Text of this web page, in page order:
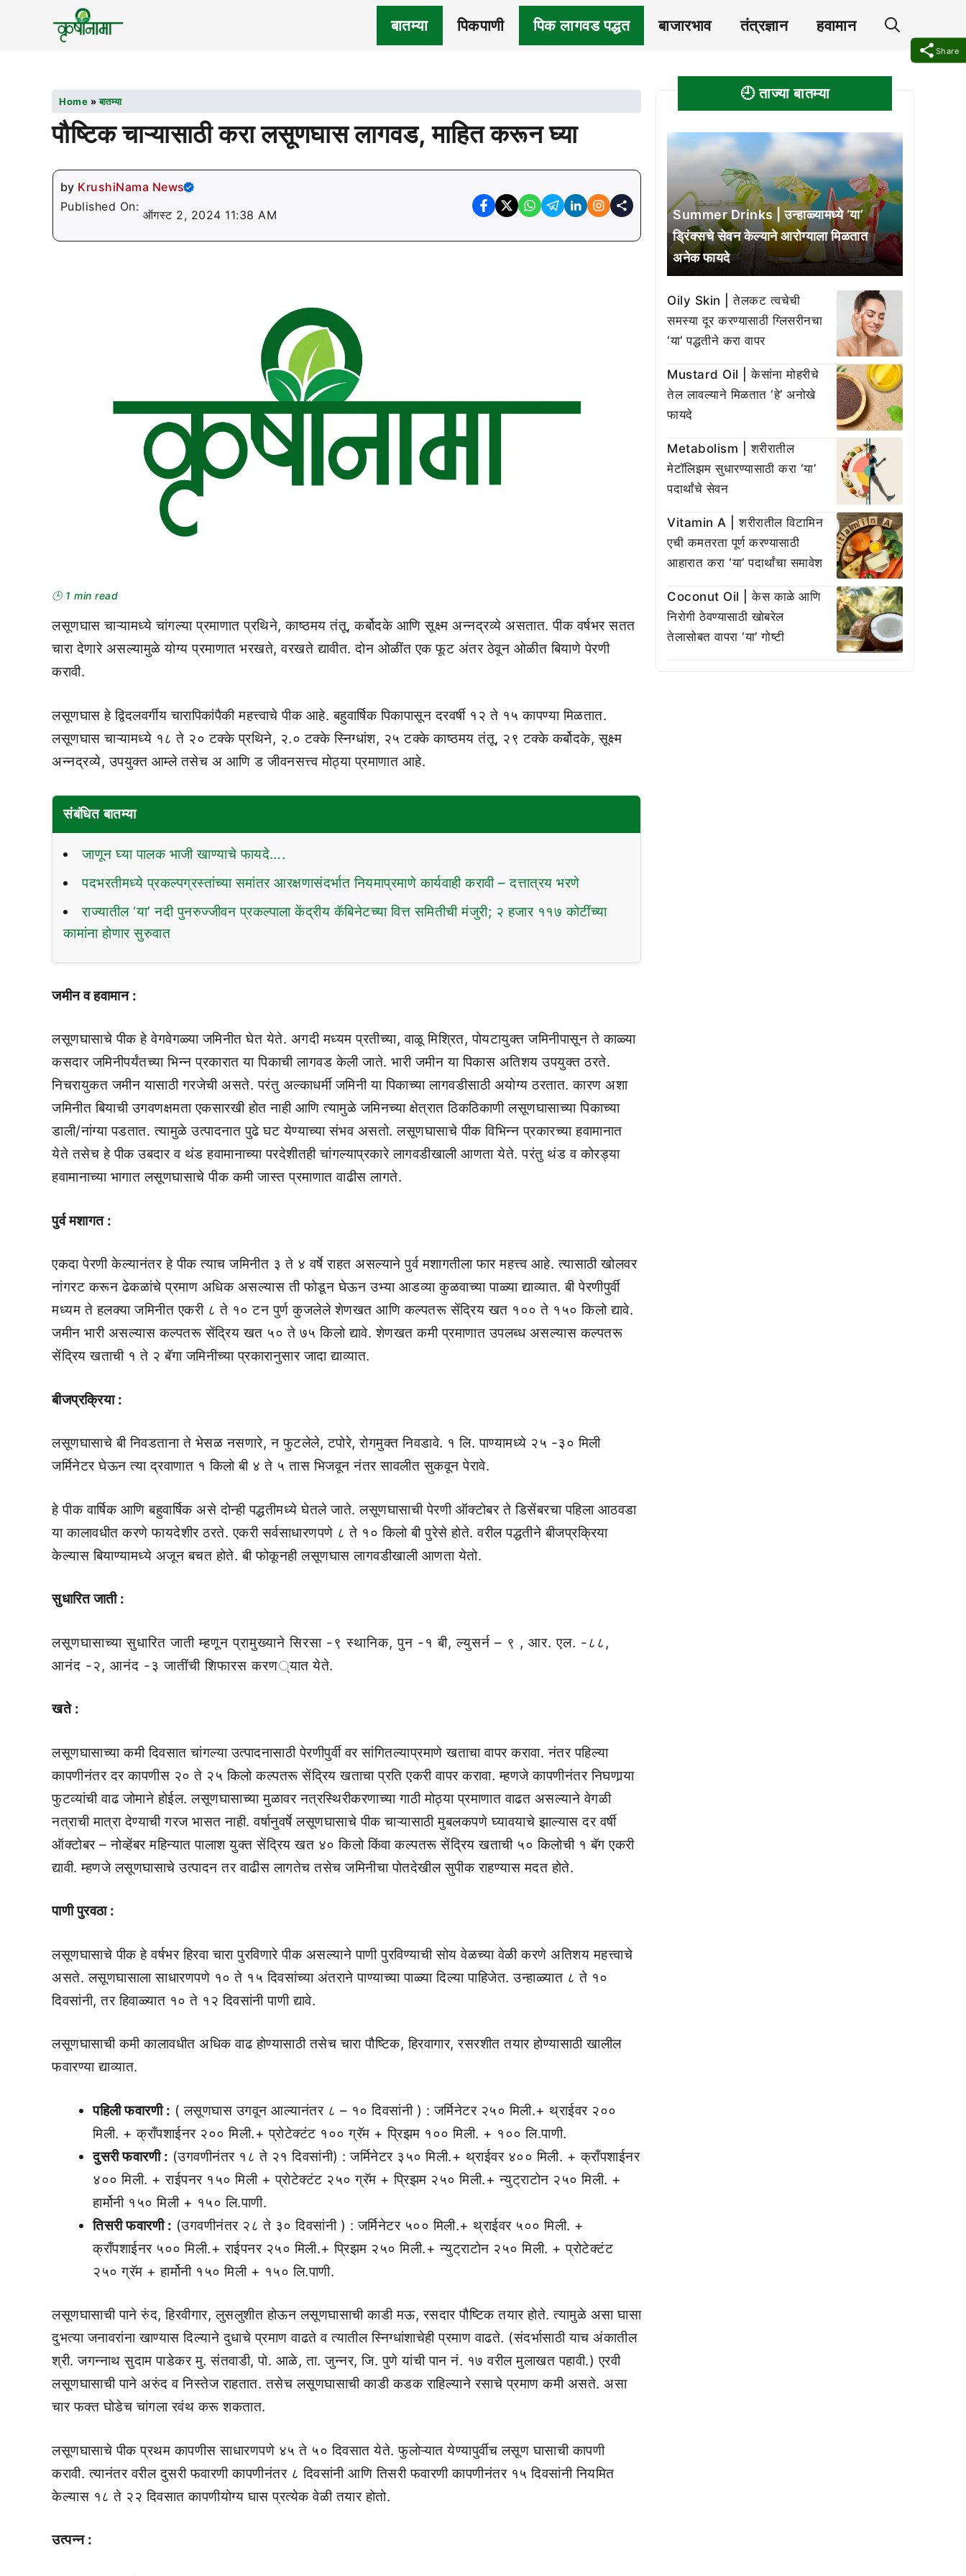
बातम्या पिकपाणी पिक लागवड पद्धत बाजारभाव तंत्रज्ञान हवामान
Share
Home »बातम्या
पौष्टिक चाऱ्यासाठी करा लसूणघास लागवड, माहित करून घ्या
by KrushiNama News
Published On:
ऑगस्ट 2, 2024 11:38 AM
🕒 1 min read
लसूणघास चाऱ्यामध्ये चांगल्या प्रमाणात प्रथिने, काष्ठमय तंतू, कर्बोदके आणि सूक्ष्म अन्नद्रव्ये असतात. पीक वर्षभर सतत
चारा देणारे असल्यामुळे योग्य प्रमाणात भरखते, वरखते द्यावीत. दोन ओळींत एक फूट अंतर ठेवून ओळीत बियाणे पेरणी
करावी.
लसूणघास हे द्विदलवर्गीय चारापिकांपैकी महत्त्वाचे पीक आहे. बहुवार्षिक पिकापासून दरवर्षी १२ ते १५ कापण्या मिळतात.
लसूणघास चाऱ्यामध्ये १८ ते २० टक्के प्रथिने, २.० टक्के स्निग्धांश, २५ टक्के काष्ठमय तंतू, २९ टक्के कर्बोदके, सूक्ष्म
अन्नद्रव्ये, उपयुक्त आम्ले तसेच अ आणि ड जीवनसत्त्व मोठ्या प्रमाणात आहे.
संबंधित बातम्या
जाणून घ्या पालक भाजी खाण्याचे फायदे….
पदभरतीमध्ये प्रकल्पग्रस्तांच्या समांतर आरक्षणासंदर्भात नियमाप्रमाणे कार्यवाही करावी – दत्तात्रय भरणे
राज्यातील ‘या’ नदी पुनरुज्जीवन प्रकल्पाला केंद्रीय कॅबिनेटच्या वित्त समितीची मंजुरी; २ हजार ११७ कोटींच्या
कामांना होणार सुरुवात
जमीन व हवामान :
लसूणघासाचे पीक हे वेगवेगळ्या जमिनीत घेत येते. अगदी मध्यम प्रतीच्या, वाळू मिश्रित, पोयटायुक्त जमिनीपासून ते काळ्या
कसदार जमिनीपर्यंतच्या भिन्न प्रकारात या पिकाची लागवड केली जाते. भारी जमीन या पिकास अतिशय उपयुक्त ठरते.
निचरायुकत जमीन यासाठी गरजेची असते. परंतु अल्काधर्मी जमिनी या पिकाच्या लागवडीसाठी अयोग्य ठरतात. कारण अशा
जमिनीत बियाची उगवणक्षमता एकसारखी होत नाही आणि त्यामुळे जमिनच्या क्षेत्रात ठिकठिकाणी लसूणघासाच्या पिकाच्या
डाली/नांग्या पडतात. त्यामुळे उत्पादनात पुढे घट येण्याच्या संभव असतो. लसूणघासाचे पीक विभिन्न प्रकारच्या हवामानात
येते तसेच हे पीक उबदार व थंड हवामानाच्या परदेशीतही चांगल्याप्रकारे लागवडीखाली आणता येते. परंतु थंड व कोरड्या
हवामानाच्या भागात लसूणघासाचे पीक कमी जास्त प्रमाणात वाढीस लागते.
पुर्व मशागत :
एकदा पेरणी केल्यानंतर हे पीक त्याच जमिनीत ३ ते ४ वर्षे राहत असल्याने पुर्व मशागतीला फार महत्त्व आहे. त्यासाठी खोलवर
नांगरट करून ढेकळांचे प्रमाण अधिक असल्यास ती फोडून घेऊन उभ्या आडव्या कुळवाच्या पाळ्या द्याव्यात. बी पेरणीपुर्वी
मध्यम ते हलक्या जमिनीत एकरी ८ ते १० टन पुर्ण कुजलेले शेणखत आणि कल्पतरू सेंद्रिय खत १०० ते १५० किलो द्यावे.
जमीन भारी असल्यास कल्पतरू सेंद्रिय खत ५० ते ७५ किलो द्यावे. शेणखत कमी प्रमाणात उपलब्ध असल्यास कल्पतरू
सेंद्रिय खताची १ ते २ बॅगा जमिनीच्या प्रकारानुसार जादा द्याव्यात.
बीजप्रक्रिया :
लसूणघासाचे बी निवडताना ते भेसळ नसणारे, न फुटलेले, टपोरे, रोगमुक्त निवडावे. १ लि. पाण्यामध्ये २५ -३० मिली
जर्मिनेटर घेऊन त्या द्रवाणात १ किलो बी ४ ते ५ तास भिजवून नंतर सावलीत सुकवून पेरावे.
हे पीक वार्षिक आणि बहुवार्षिक असे दोन्ही पद्धतीमध्ये घेतले जाते. लसूणघासाची पेरणी ऑक्टोबर ते डिसेंबरचा पहिला आठवडा
या कालावधीत करणे फायदेशीर ठरते. एकरी सर्वसाधारणपणे ८ ते १० किलो बी पुरेसे होते. वरील पद्धतीने बीजप्रक्रिया
केल्यास बियाण्यामध्ये अजून बचत होते. बी फोकूनही लसूणघास लागवडीखाली आणता येतो.
सुधारित जाती :
लसूणघासाच्या सुधारित जाती म्हणून प्रामुख्याने सिरसा -९ स्थानिक, पुन -१ बी, ल्युसर्न – ९ , आर. एल. -८८,
आनंद -२, आनंद -३ जातींची शिफारस करण्यात येते.
खते :
लसूणघासाच्या कमी दिवसात चांगल्या उत्पादनासाठी पेरणीपुर्वी वर सांगितल्याप्रमाणे खताचा वापर करावा. नंतर पहिल्या
कापणीनंतर दर कापणीस २० ते २५ किलो कल्पतरू सेंद्रिय खताचा प्रति एकरी वापर करावा. म्हणजे कापणीनंतर निघणार्‍या
फुटव्यांची वाढ जोमाने होईल. लसूणघासाच्या मुळावर नत्रस्थिरीकरणाच्या गाठी मोठ्या प्रमाणात वाढत असल्याने वेगळी
नत्राची मात्रा देण्याची गरज भासत नाही. वर्षानुवर्षे लसूणघासाचे पीक चाऱ्यासाठी मुबलकपणे घ्यावयाचे झाल्यास दर वर्षी
ऑक्टोबर – नोव्हेंबर महिन्यात पालाश युक्त सेंद्रिय खत ४० किलो किंवा कल्पतरू सेंद्रिय खताची ५० किलोची १ बॅग एकरी
द्यावी. म्हणजे लसूणघासाचे उत्पादन तर वाढीस लागतेच तसेच जमिनीचा पोतदेखील सुपीक राहण्यास मदत होते.
पाणी पुरवठा :
लसूणघासाचे पीक हे वर्षभर हिरवा चारा पुरविणारे पीक असल्याने पाणी पुरविण्याची सोय वेळच्या वेळी करणे अतिशय महत्त्वाचे
असते. लसूणघासाला साधारणपणे १० ते १५ दिवसांच्या अंतराने पाण्याच्या पाळ्या दिल्या पाहिजेत. उन्हाळ्यात ८ ते १०
दिवसांनी, तर हिवाळ्यात १० ते १२ दिवसांनी पाणी द्यावे.
लसूणघासाची कमी कालावधीत अधिक वाढ होण्यासाठी तसेच चारा पौष्टिक, हिरवागार, रसरशीत तयार होण्यासाठी खालील
फवारण्या द्याव्यात.
पहिली फवारणी : ( लसूणघास उगवून आल्यानंतर ८ – १० दिवसांनी ) : जर्मिनेटर २५० मिली.+ थ्राईवर २००
मिली. + क्रॉंपशाईनर २०० मिली.+ प्रोटेक्टंट १०० ग्रॅम + प्रिझम १०० मिली. + १०० लि.पाणी.
दुसरी फवारणी : (उगवणीनंतर १८ ते २१ दिवसांनी) : जर्मिनेटर ३५० मिली.+ थ्राईवर ४०० मिली. + क्रॉंपशाईनर
४०० मिली. + राईपनर १५० मिली + प्रोटेक्टंट २५० ग्रॅम + प्रिझम २५० मिली.+ न्युट्राटोन २५० मिली. +
हार्मोनी १५० मिली + १५० लि.पाणी.
तिसरी फवारणी : (उगवणीनंतर २८ ते ३० दिवसांनी ) : जर्मिनेटर ५०० मिली.+ थ्राईवर ५०० मिली. +
क्रॉंपशाईनर ५०० मिली.+ राईपनर २५० मिली.+ प्रिझम २५० मिली.+ न्युट्राटोन २५० मिली. + प्रोटेक्टंट
२५० ग्रॅम + हार्मोनी १५० मिली + १५० लि.पाणी.
लसूणघासाची पाने रुंद, हिरवीगार, लुसलुशीत होऊन लसूणघासाची काडी मऊ, रसदार पौष्टिक तयार होते. त्यामुळे असा घासा
दुभत्या जनावरांना खाण्यास दिल्याने दुधाचे प्रमाण वाढते व त्यातील स्निग्धांशाचेही प्रमाण वाढते. (संदर्भासाठी याच अंकातील
श्री. जगन्नाथ सुदाम पाडेकर मु. संतवाडी, पो. आळे, ता. जुन्नर, जि. पुणे यांची पान नं. १७ वरील मुलाखत पहावी.) एरवी
लसूणघासाची पाने अरुंद व निस्तेज राहतात. तसेच लसूणघासाची काडी कडक राहिल्याने रसाचे प्रमाण कमी असते. असा
चार फक्त घोडेच चांगला रवंथ करू शकतात.
लसूणघासाचे पीक प्रथम कापणीस साधारणपणे ४५ ते ५० दिवसात येते. फुलोऱ्यात येण्यापुर्वीच लसूण घासाची कापणी
करावी. त्यानंतर वरील दुसरी फवारणी कापणीनंतर ८ दिवसांनी आणि तिसरी फवारणी कापणीनंतर १५ दिवसांनी नियमित
केल्यास १८ ते २२ दिवसात कापणीयोग्य घास प्रत्येक वेळी तयार होतो.
उत्पन्न :
🕘 ताज्या बातम्या
Summer Drinks | उन्हाळ्यामध्ये ‘या’
ड्रिंक्सचे सेवन केल्याने आरोग्याला मिळतात
अनेक फायदे
Oily Skin | तेलकट त्वचेची
समस्या दूर करण्यासाठी ग्लिसरीनचा
‘या’ पद्धतीने करा वापर
Mustard Oil | केसांना मोहरीचे
तेल लावल्याने मिळतात ‘हे’ अनोखे
फायदे
Metabolism | शरीरातील
मेटॉलिझम सुधारण्यासाठी करा ‘या’
पदार्थांचे सेवन
Vitamin A | शरीरातील विटामिन
एची कमतरता पूर्ण करण्यासाठी
आहारात करा ‘या’ पदार्थांचा समावेश
Coconut Oil | केस काळे आणि
निरोगी ठेवण्यासाठी खोबरेल
तेलासोबत वापरा ‘या’ गोष्टी